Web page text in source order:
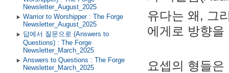
Newsletter_August_2025
Warrior to Worshipper : The Forge
Newsletter_August_2025
답에서 질문으로 (Answers to
Questions) : The Forge
Newsletter_March_2025
Answers to Questions : The Forge
Newsletter_March_2025
유다는 왜, 그
에게로 방향을
요셉의 형들